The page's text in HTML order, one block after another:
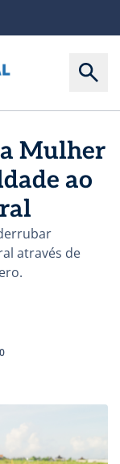
Mulher
ao
através de